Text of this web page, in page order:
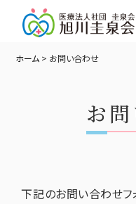
ホーム > お問い合わせ
お
下記のお問い合わせフ